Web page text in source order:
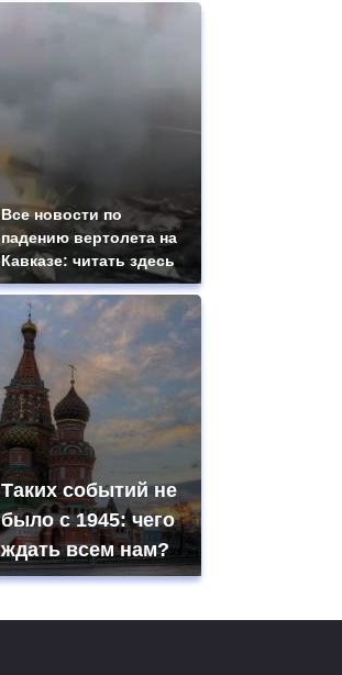
Все новости по
падению вертолета на
Кавказе: читать здесь
Таких событий не
было с 1945: чего
ждать всем нам?